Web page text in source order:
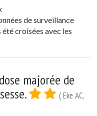
de surveillance
croisées avec les
majorée de
( Eke AC,